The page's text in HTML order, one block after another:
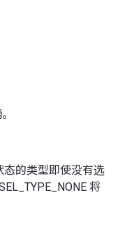
态的类型即使没有选
将